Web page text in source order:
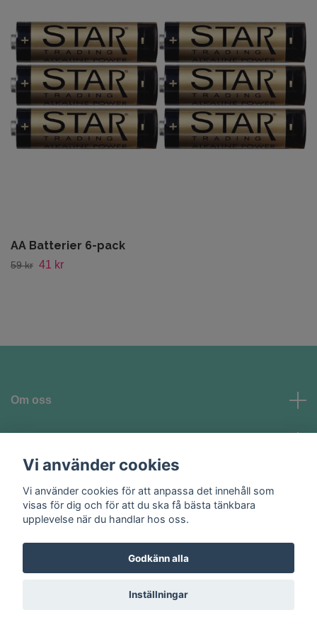
AA Batterier 6-pack
59 kr 41 kr
Om oss
Sociala medier
© 2026 Homeglam AB
Vi använder cookies
Vi använder cookies för att anpassa det innehåll som
visas för dig och för att du ska få bästa tänkbara
upplevelse när du handlar hos oss.
Godkänn alla
Inställningar